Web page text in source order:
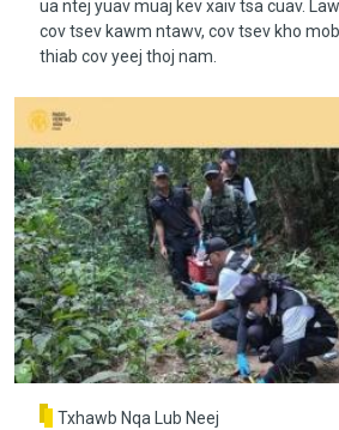
ua ntej yuav muaj kev xaiv tsa cuav.
cov tsev kawm ntawv, cov tsev kho
thiab cov yeej thoj nam.
Txhawb Nqa Lub Neej